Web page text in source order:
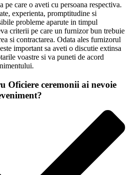
care o aveti cu persoana respectiva.
experienta, promptitudine si
probleme aparute in timpul
criterii pe care un furnizor bun trebuie
si contractarea. Odata ales furnizorul
important sa aveti o discutie extinsa
voastre si va puneti de acord
Oficiere ceremonii ai nevoie